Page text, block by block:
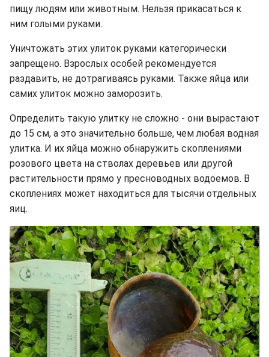
пищу людям или животным. Нельзя прикасаться к
ним голыми руками.
Уничтожать этих улиток руками категорически
запрещено. Взрослых особей рекомендуется
раздавить, не дотрагиваясь руками. Также яйца или
самих улиток можно заморозить.
Определить такую улитку не сложно - они вырастают
до 15 см, а это значительно больше, чем любая водная
улитка. И их яйца можно обнаружить скоплениями
розового цвета на стволах деревьев или другой
растительности прямо у пресноводных водоемов. В
скоплениях может находиться для тысячи отдельных
яиц.